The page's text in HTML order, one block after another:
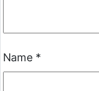
Name *